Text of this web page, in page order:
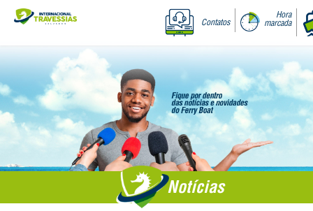
Contatos
Hora
marcada
Notícias